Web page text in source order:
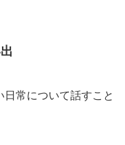
常について話すこと